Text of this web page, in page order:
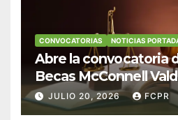
CONVOCATORIAS NOTICIAS
Abre la convocatoria
Becas McConnell
Escudero Viera para
Derecho en Puerto
JULIO 20, 2026 FCPR